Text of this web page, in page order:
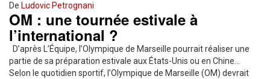
De Ludovic Petrognani
OM : une tournée estivale à
l’international ?
D’après L’Équipe, l’Olympique de Marseille pourrait réaliser une
partie de sa préparation estivale aux États-Unis ou en Chine…
Selon le quotidien sportif, l’Olympique de Marseille (OM) devrait